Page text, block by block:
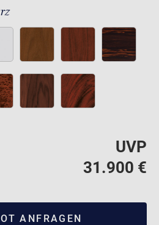
UVP
31.900 €
ANFRAGEN